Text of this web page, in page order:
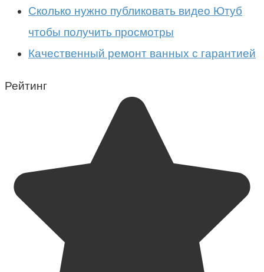
Сколько нужно публиковать видео Ютуб
чтобы получить просмотры
Качественный ремонт ванных с гарантией
Рейтинг